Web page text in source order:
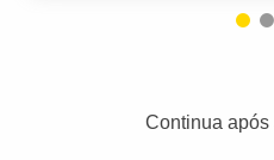
Continua